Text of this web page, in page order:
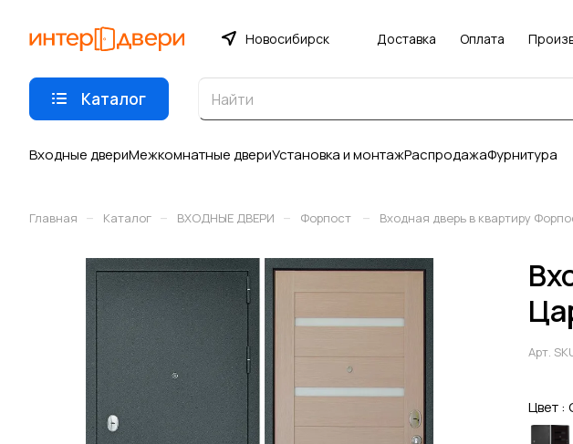
Новосибирск Доставка Оплата
Каталог
Входные двериМежкомнатные двериУстановка и монтажРаспродажаФурнитура
Главная – Каталог – ВХОДНЫЕ ДВЕРИ – Форпост – Входная дверь в квартиру
Арт.
Цвет :